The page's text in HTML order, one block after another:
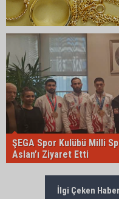
ŞEGA Spor Kulübü Milli
Aslan’ı Ziyaret Etti
İlgi Çeken